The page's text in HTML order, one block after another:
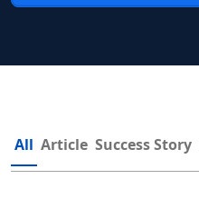
All Article Success Story